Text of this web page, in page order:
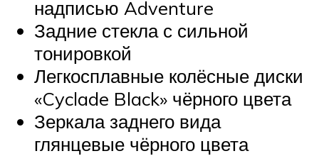
надписью Adventure
Задние стекла с сильной
тонировкой
Легкосплавные колёсные диски
«Cyclade Black» чёрного цвета
Зеркала заднего вида
глянцевые чёрного цвета